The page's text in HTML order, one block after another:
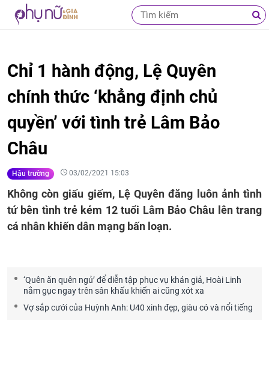
Chỉ 1 hành động, Lệ Quyên
chính thức ‘khẳng định chủ
quyền’ với tình trẻ Lâm Bảo
Châu
Hậu trường 03/02/2021 15:03
Không còn giấu giếm, Lệ Quyên đăng luôn ảnh tình
tứ bên tình trẻ kém 12 tuổi Lâm Bảo Châu lên trang
cá nhân khiến dân mạng bấn loạn.
‘Quên ăn quên ngủ’ để diễn tập phục vụ khán giả, Hoài Linh
nằm gục ngay trên sân khấu khiến ai cũng xót xa
Vợ sắp cưới của Huỳnh Anh: U40 xinh đẹp, giàu có và nổi tiếng